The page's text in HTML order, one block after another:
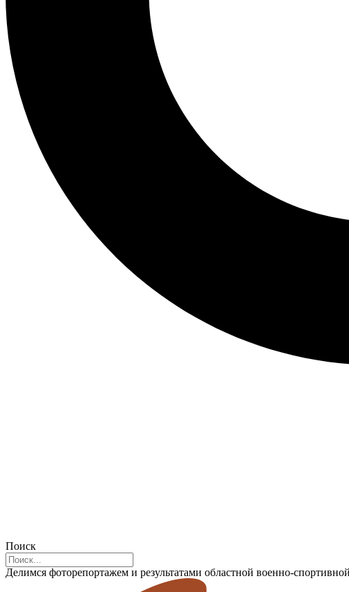
Поиск
Делимся фоторепортажем и результатами областной военно-